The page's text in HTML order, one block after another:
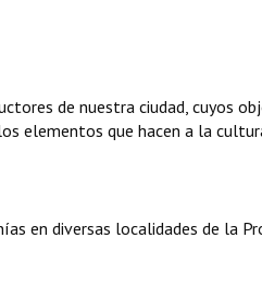
de nuestra ciudad, cuyos
elementos que hacen a la
en diversas localidades de la